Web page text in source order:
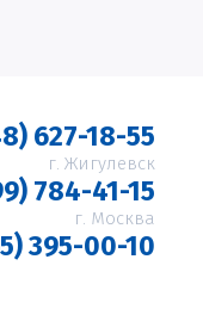
627-18-55
г. Жигулевск
784-41-15
г. Москва
395-00-10